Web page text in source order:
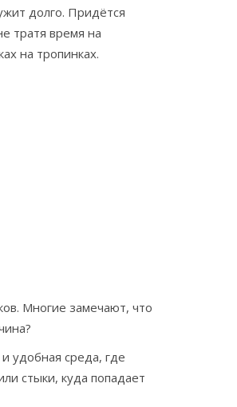
долго. Придётся
тратя время на
на тропинках.
Многие замечают, что
удобная среда, где
стыки, куда попадает